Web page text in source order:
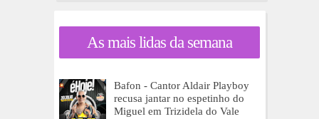
As mais lidas da semana
Bafon - Cantor Aldair Playboy
recusa jantar no espetinho do
Miguel em Trizidela do Vale